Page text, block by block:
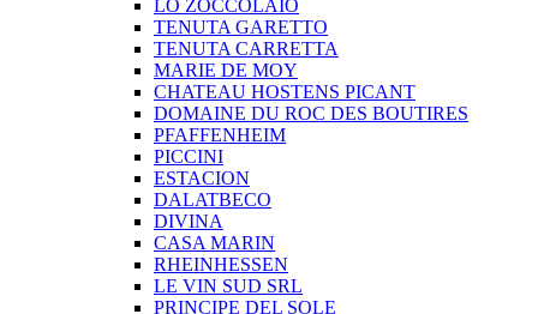
LO ZOCCOLAIO
TENUTA GARETTO
TENUTA CARRETTA
MARIE DE MOY
CHATEAU HOSTENS PICANT
DOMAINE DU ROC DES BOUTIRES
PFAFFENHEIM
PICCINI
ESTACION
DALATBECO
DIVINA
CASA MARIN
RHEINHESSEN
LE VIN SUD SRL
PRINCIPE DEL SOLE